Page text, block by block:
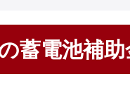
蓄電池補助